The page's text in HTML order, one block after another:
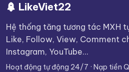
LikeViet22
Hệ thống tăng tương tác MXH
Like, Follow, View, Comment
Instagram, YouTube...
Hoạt động tự động 24/7 · Nạp tiền